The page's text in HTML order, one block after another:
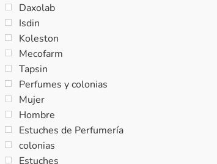
Daxolab
Isdin
Koleston
Mecofarm
Tapsin
Perfumes y colonias
Mujer
Hombre
Estuches de Perfumería
colonias
Estuches